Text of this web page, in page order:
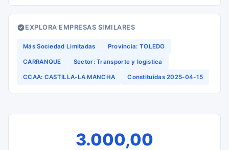
EXPLORA EMPRESAS SIMILARES
Más Sociedad Limitadas Provincia: TOLEDO
CARRANQUE Sector: Transporte y logistica
CCAA: CASTILLA-LA MANCHA Constituidas 2025-04-15
3.000,00